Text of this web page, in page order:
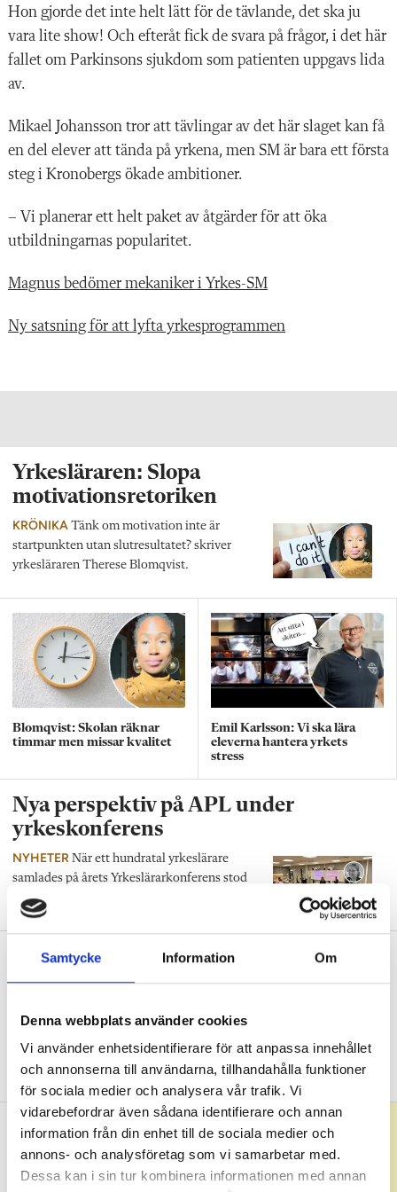
Samtycke Information Om
Denna webbplats använder cookies
Vi använder enhetsidentifierare för att anpassa innehållet
och annonserna till användarna, tillhandahålla funktioner
för sociala medier och analysera vår trafik. Vi
vidarebefordrar även sådana identifierare och annan
information från din enhet till de sociala medier och
annons- och analysföretag som vi samarbetar med.
Dessa kan i sin tur kombinera informationen med annan
Hon gjorde det inte helt lätt för de tävlande, det ska ju
vara lite show! Och efteråt fick de svara på frågor, i det här
fallet om Parkinsons sjukdom som patienten uppgavs lida
av.
Mikael Johansson tror att tävlingar av det här slaget kan få
en del elever att tända på yrkena, men SM är bara ett första
steg i Kronobergs ökade ambitioner.
– Vi planerar ett helt paket av åtgärder för att öka
utbildningarnas popularitet.
Magnus bedömer mekaniker i Yrkes-SM
Ny satsning för att lyfta yrkesprogrammen
Yrkesläraren: Slopa
motivationsretoriken
KRÖNIKA Tänk om motivation inte är
startpunkten utan slutresultatet? skriver
yrkesläraren Therese Blomqvist.
Blomqvist: Skolan räknar
timmar men missar kvalitet
Emil Karlsson: Vi ska lära
eleverna hantera yrkets
stress
Nya perspektiv på APL under
yrkeskonferens
NYHETER När ett hundratal yrkeslärare
samlades på årets Yrkeslärarkonferens stod
samarbetet mellan skola och arbetsliv i fokus.
Influencers ska locka elever till
yrkesprogram
naturbruksprogrammet. Ett sätt att locka är
en ny humorserie där kända influencers testar
att vara elever på yrkesprogrammet.